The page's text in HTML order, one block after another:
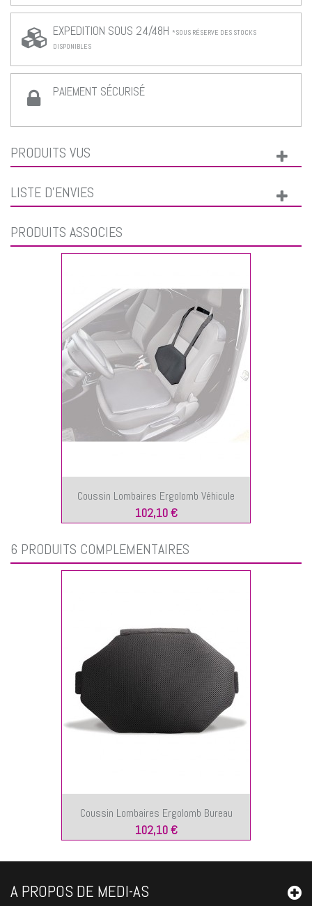
EXPEDITION SOUS 24/48H *SOUS RÉSERVE DES STOCKS
DISPONIBLES
PAIEMENT SÉCURISÉ
PRODUITS VUS
LISTE D'ENVIES
PRODUITS ASSOCIÉS
Coussin Lombaires Ergolomb Véhicule
102,10 €
6 PRODUITS COMPLÉMENTAIRES
Coussin Lombaires Ergolomb Bureau
102,10 €
A PROPOS DE MEDI-AS